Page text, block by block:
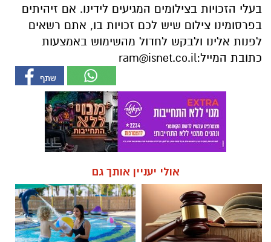
בעלי הזכויות בצילומים המגיעים לידינו. אם זיהיתים
בפרסומינו צילום שיש לכם זכויות בו, אתם רשאים
לפנות אלינו ולבקש לחדול מהשימוש באמצעות
כתובת המייל:ram@isnet.co.il
אולי יעניין אותך גם